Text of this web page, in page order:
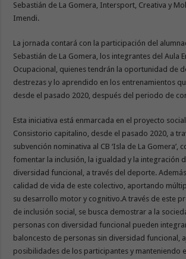
Sebastián de La Gomera, Intersport, Creativa y
Imendi.
La jornada contará con la participación del
Sebastián de La Gomera, los integrantes del Aula
Ocupacional, quienes tendrán la oportunidad de
destrezas y lo aprendido en los entrenamientos
desde el pasado 2020, después del periodo de
Esta iniciativa está enmarcada en el proyecto
Consistorio capitalino, desde el pasado 2020, a
subvención nominativa al CB ‘Isla de La Gomera’,
fomentar la inclusión, la igualdad y la integración
diversidad funcional, a través del deporte.
calidad de vida de este colectivo, aportando
su desarrollo motor y cognitivo.A través de este
de inclusión social, se busca demostrar a la
personas con diversidad funcional pueden
baloncesto de personas sin diversidad funcional,
posibilidades de los participantes y manteniendo